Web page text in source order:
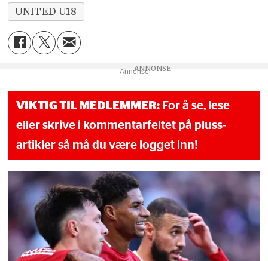
UNITED U18
Annonse
VIKTIG TIL MEDLEMMER: For å se, lese
eller skrive i kommentarfeltet på pluss-
artikler så må du være logget inn!